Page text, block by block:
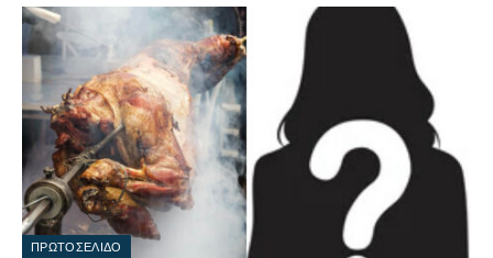
ΠΡΩΤΟΣΕΛΙΔΟ